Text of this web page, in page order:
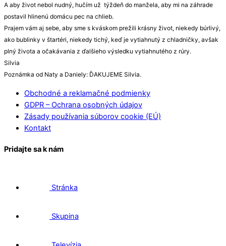
A aby život nebol nudný, hučím už týždeň do manžela, aby mi na záhrade
postavil hlinenú domácu pec na chlieb.
Prajem vám aj sebe, aby sme s kváskom prežili krásny život, niekedy búrlivý,
ako bublinky v štartéri, niekedy tichý, keď je vytiahnutý z chladničky, avšak
plný života a očakávania z ďalšieho výsledku vytiahnutého z rúry.
Silvia
Poznámka od Naty a Daniely: ĎAKUJEME Silvia.
Obchodné a reklamačné podmienky
GDPR – Ochrana osobných údajov
Zásady používania súborov cookie (EÚ)
Kontakt
Pridajte sa k nám
Stránka
Skupina